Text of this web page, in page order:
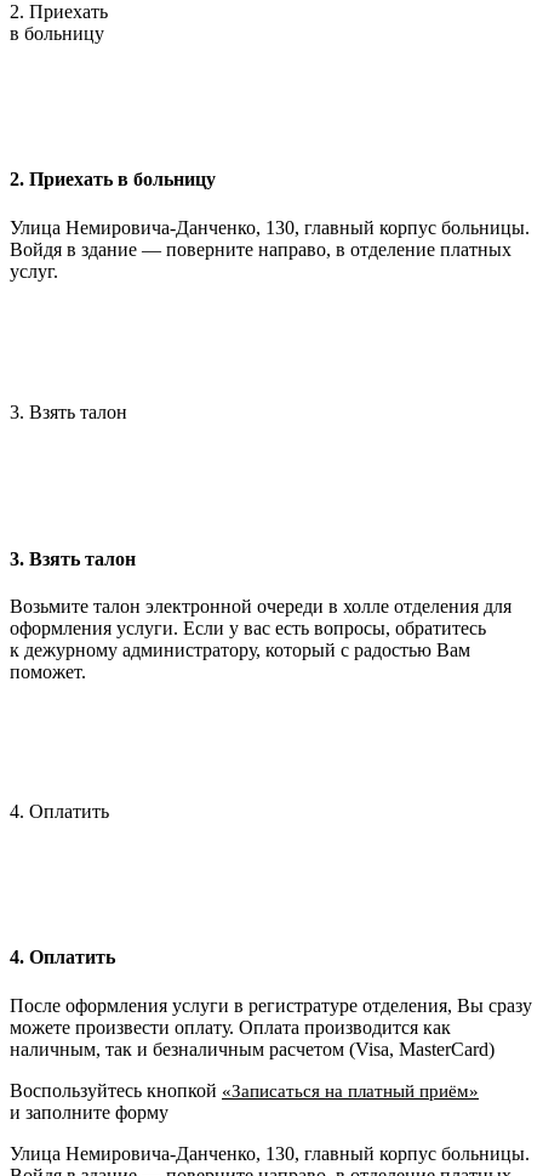
2. Приехать
в больницу
2. Приехать в больницу
Улица Немировича-Данченко, 130, главный корпус больницы.
Войдя в здание — поверните направо, в отделение платных
услуг.
3. Взять талон
3. Взять талон
Возьмите талон электронной очереди в холле отделения для
оформления услуги. Если у вас есть вопросы, обратитесь
к дежурному администратору, который с радостью Вам
поможет.
4. Оплатить
4. Оплатить
После оформления услуги в регистратуре отделения, Вы сразу
можете произвести оплату. Оплата производится как
наличным, так и безналичным расчетом (Visa, MasterCard)
Воспользуйтесь кнопкой «Записаться на платный приём»
и заполните форму
Улица Немировича-Данченко, 130, главный корпус больницы.